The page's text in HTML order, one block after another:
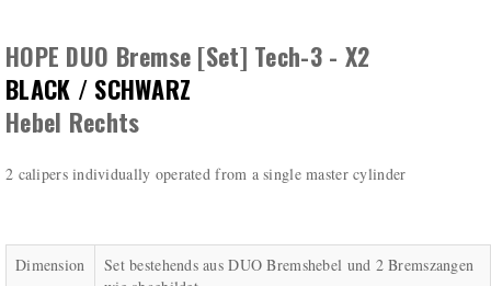
HOPE DUO Bremse [Set] Tech-3 - X2
BLACK / SCHWARZ
Hebel Rechts
2 calipers individually operated from a single master cylinder
Dimension
Set bestehends aus DUO Bremshebel und 2 Bremszangen